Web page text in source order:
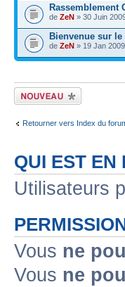
Rassemblement
de ZeN » 30 Juin
Bienvenue sur
de ZeN » 19 Jan
Ecrire un nouveau
sujet
Retourner vers Index du
QUI EST EN
Utilisateurs
Vous ne
Vous ne